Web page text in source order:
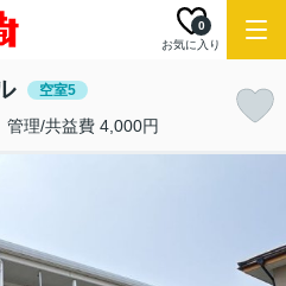
お気に入り
0
空室5
管理/共益費 4,000円